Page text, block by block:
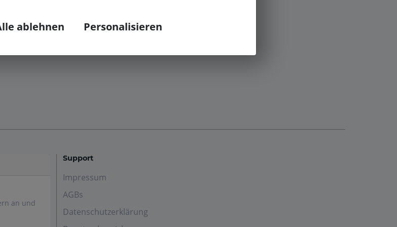
an und
Support
Impressum
AGBs
Datenschutzerklärung
ablehnen Personalisieren